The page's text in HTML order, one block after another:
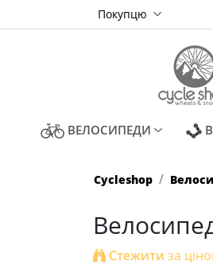
Покупцю
ВЕЛОСИПЕДИ (CURRENT)
Cycleshop
Стежити за